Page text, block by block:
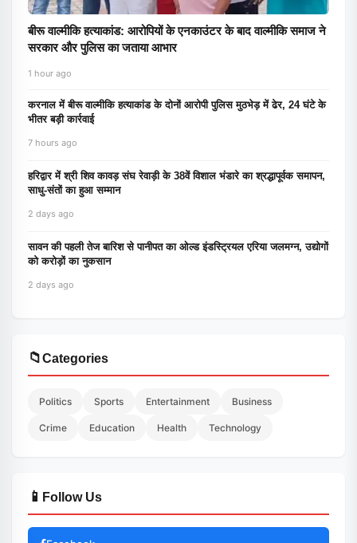
बीरू वाल्मीकि हत्याकांड: आरोपियों के एनकाउंटर के बाद वाल्मीकि समाज ने
सरकार और पुलिस का जताया आभार
1 hour ago
करनाल में बीरू वाल्मीकि हत्याकांड के दोनों आरोपी पुलिस मुठभेड़ में ढेर, 24 घंटे के
भीतर बड़ी कार्रवाई
7 hours ago
हरिद्वार में श्री शिव कावड़ संघ रेवाड़ी के 38वें विशाल भंडारे का श्रद्धापूर्वक समापन,
साधु-संतों का हुआ सम्मान
2 days ago
सावन की पहली तेज बारिश से पानीपत का ओल्ड इंडस्ट्रियल एरिया जलमग्न, उद्योगों
को करोड़ों का नुकसान
2 days ago
📁Categories
Politics Sports Entertainment Business
Crime Education Health Technology
📱 Follow Us